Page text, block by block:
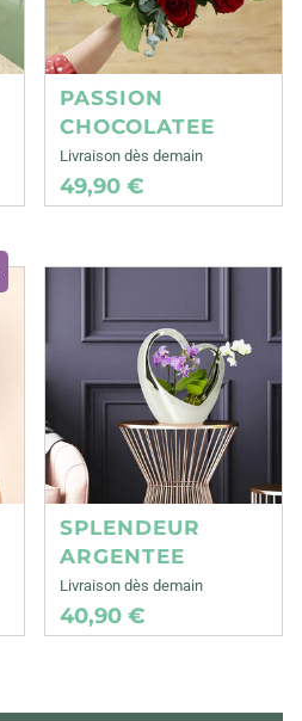
PASSION
CHOCOLATEE
Livraison dès demain
49,90 €
SPLENDEUR
ARGENTEE
Livraison dès demain
40,90 €